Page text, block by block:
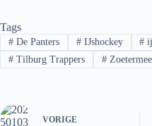
Tags
#De Panters #IJshockey #
#Tilburg Trappers #
VORIGE